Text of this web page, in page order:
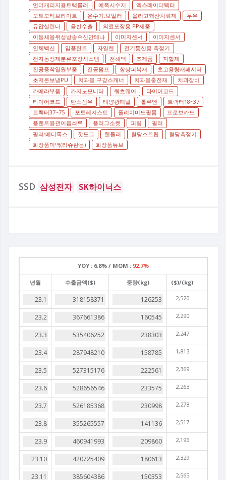
언더캐리지용트랙롤러
에폭시수지
엑스레이디텍터
오토모티브라이트
온수기,보일러 올리고핵산치료제
우유
유압실린더
음반수출
의료포장용 PP제품
이동체용위성방송수신안테나
이미지센서
이미지센서
인체백신
임플란트 자일렌
전기통신용 측정기
전자동정제분류포장시스템
전해액 조제품
지혈제
진공증착열원부품
진공펌프 창상피복재
초고용량캐패시터
초저온보냉PU
치과용 구강스캐너 치과용충전재
치과장비
카메라부품
카지노모니터 쿼츠웨어
타이어코드
타이어코드
탄소섬유 태양광패널 톨루엔
트랙터18~37
트랙터37~75
포토레지스트 폴리이미드필름
프로브카드
플랜트용관이음쇠류
플러그소켓 피팅
필러
필러:메디톡스
핫도그 핸들러 혈당스트립
혈당측정기
화장품미백(리쥬란등)
화장품튜브
SSD 삼성전자 SK하이닉스
YOY : 6.8% / MOM : 92.7%
년월 수출금액($) 중량(kg) ($)/(kg)
2,520
2,290
2,247
1,813
2,369
2,263
2,278
2,517
2,196
2,329
2,565